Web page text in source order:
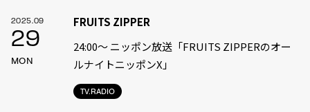
2025.09
29
MON
TV.RADIO
FRUITS ZIPPER
24:00〜 ニッポン放送「FRUITS ZIPPERのオー
ルナイトニッポンX」